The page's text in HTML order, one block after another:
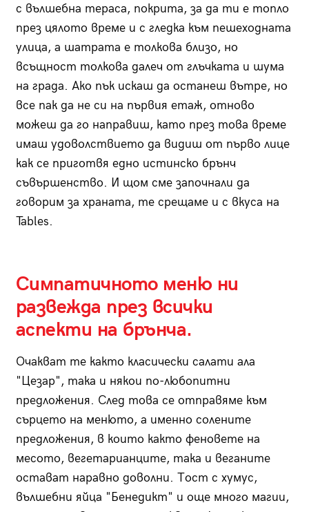
с вълшебна тераса, покрита, за да ти е топло
през цялото време и с гледка към пешеходната
улица, а шатрата е толкова близо, но
всъщност толкова далеч от глъчката и шума
на града. Ако пък искаш да останеш вътре, но
все пак да не си на първия етаж, отново
можеш да го направиш, като през това време
имаш удоволствието да видиш от първо лице
как се приготвя едно истинско брънч
съвършенство. И щом сме започнали да
говорим за храната, те срещаме и с вкуса на
Tables.
Симпатичното меню ни
развежда през всички
аспекти на брънча.
Очакват те както класически салати ала
"Цезар", така и някои по-любопитни
предложения. След това се отправяме към
сърцето на менюто, а именно солените
предложения, в които както феновете на
месото, вегетарианците, така и веганите
остават наравно доволни. Тост с хумус,
вълшебни яйца "Бенедикт" и още много магии,